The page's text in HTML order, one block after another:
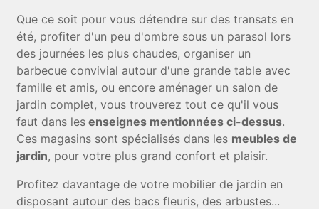
Que ce soit pour vous détendre sur des transats en
été, profiter d'un peu d'ombre sous un parasol lors
des journées les plus chaudes, organiser un
barbecue convivial autour d'une grande table avec
famille et amis, ou encore aménager un salon de
jardin complet, vous trouverez tout ce qu'il vous
faut dans les enseignes mentionnées ci-dessus.
Ces magasins sont spécialisés dans les meubles de
jardin, pour votre plus grand confort et plaisir.
Profitez davantage de votre mobilier de jardin en
disposant autour des bacs fleuris, des arbustes...